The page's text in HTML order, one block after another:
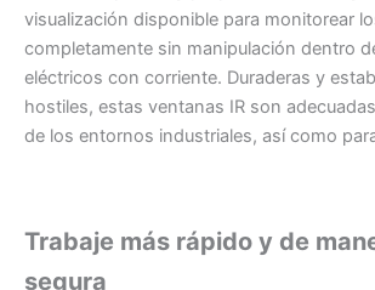
visualización disponible para monitorear
completamente sin manipulación dentro
eléctricos con corriente. Duraderas y
hostiles, estas ventanas IR son
de los entornos industriales, así como
Trabaje más rápido y de
segura